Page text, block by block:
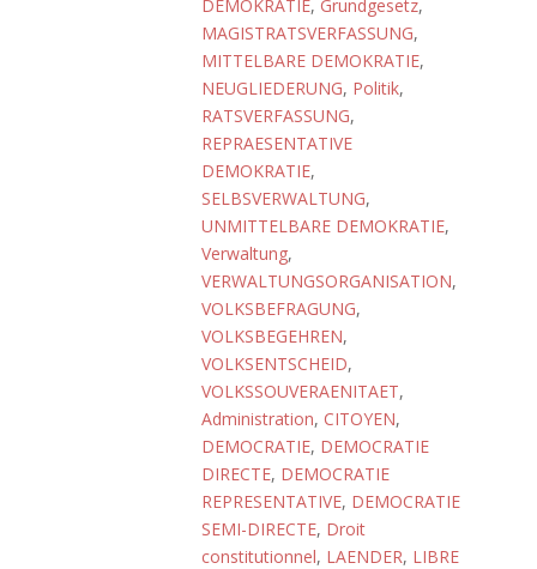
DEMOKRATIE, Grundgesetz,
MAGISTRATSVERFASSUNG,
MITTELBARE DEMOKRATIE,
NEUGLIEDERUNG, Politik,
RATSVERFASSUNG,
REPRAESENTATIVE
DEMOKRATIE,
SELBSVERWALTUNG,
UNMITTELBARE DEMOKRATIE,
Verwaltung,
VERWALTUNGSORGANISATION,
VOLKSBEFRAGUNG,
VOLKSBEGEHREN,
VOLKSENTSCHEID,
VOLKSSOUVERAENITAET,
Administration, CITOYEN,
DEMOCRATIE, DEMOCRATIE
DIRECTE, DEMOCRATIE
REPRESENTATIVE, DEMOCRATIE
SEMI-DIRECTE, Droit
constitutionnel, LAENDER, LIBRE